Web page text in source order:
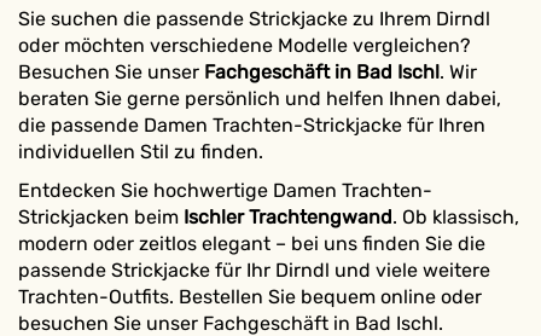
Sie suchen die passende Strickjacke zu Ihrem Dirndl
oder möchten verschiedene Modelle vergleichen?
Besuchen Sie unser Fachgeschäft in Bad Ischl. Wir
beraten Sie gerne persönlich und helfen Ihnen dabei,
die passende Damen Trachten-Strickjacke für Ihren
individuellen Stil zu finden.
Entdecken Sie hochwertige Damen Trachten-
Strickjacken beim Ischler Trachtengwand. Ob klassisch,
modern oder zeitlos elegant – bei uns finden Sie die
passende Strickjacke für Ihr Dirndl und viele weitere
Trachten-Outfits. Bestellen Sie bequem online oder
besuchen Sie unser Fachgeschäft in Bad Ischl.